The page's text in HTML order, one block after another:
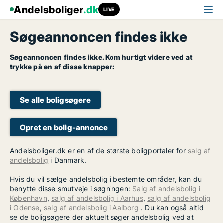
Andelsboliger.dk LIVE
Søgeannoncen findes ikke
Søgeannoncen findes ikke. Kom hurtigt videre ved at
trykke på en af disse knapper:
Se alle boligsøgere
Opret en bolig-annonce
Andelsboliger.dk er en af de største boligportaler for salg af
andelsbolig i Danmark.
Hvis du vil sælge andelsbolig i bestemte områder, kan du
benytte disse smutveje i søgningen: Salg af andelsbolig i
København, salg af andelsbolig i Aarhus, salg af andelsbolig
i Odense, salg af andelsbolig i Aalborg . Du kan også altid
se de boligsøgere der aktuelt søger andelsbolig ved at